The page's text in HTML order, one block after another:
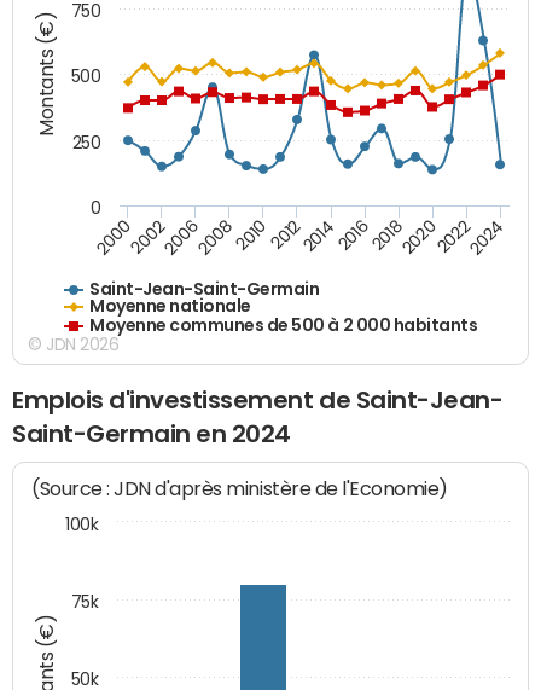
Montants (€)
Saint-Jean-Saint-Germain
Moyenne nationale
Moyenne communes de 500 à 2 000 habitants
200020022006200820102012201420162018202020222024
0
250
500
750
© JDN 2026
Emplois d'investissement de Saint-Jean-
Saint-Germain en 2024
(Source : JDN d'après ministère de l'Economie)
100k
50k
75k